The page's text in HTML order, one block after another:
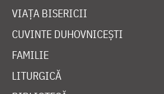
VIAȚA BISERICII
CUVINTE DUHOVNICEȘTI
FAMILIE
LITURGICĂ